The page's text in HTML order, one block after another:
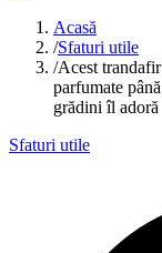
Acasă
/Sfaturi utile
/Acest
parfumate
grădini îl adoră
Sfaturi utile